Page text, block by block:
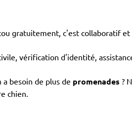
gratuitement, c'est collaboratif et
vérification d'identité,
a besoin de plus de promenades ?
chien.